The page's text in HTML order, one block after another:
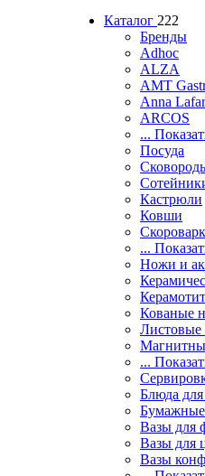
Каталог 222
Бренды
Adhoc
ALZA
AMT
Anna
ARCOS
...
Посуда
Кастрюли
Ковши
...
Ножи и
Кованые
...
Блюда для
Бумажные
Вазы для
Вазы для
Вазы